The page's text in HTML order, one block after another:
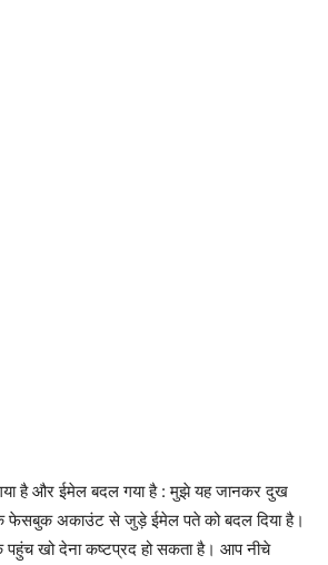
है और ईमेल बदल गया है : मुझे यह जानकर दुख
अकाउंट से जुड़े ईमेल पते को बदल दिया है।
खो देना कष्टप्रद हो सकता है। आप नीचे